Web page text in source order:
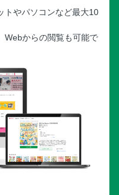
トやパソコンなど最大10
Webからの閲覧も可能で